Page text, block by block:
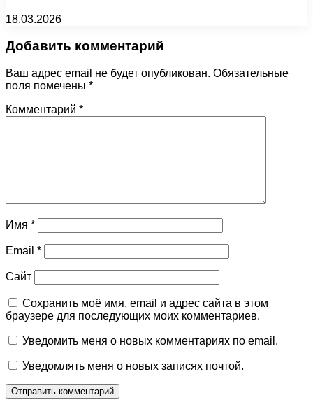
18.03.2026
Добавить комментарий
Ваш адрес email не будет опубликован. Обязательные
поля помечены *
Комментарий *
Имя *
Email *
Сайт
Сохранить моё имя, email и адрес сайта в этом
браузере для последующих моих комментариев.
Уведомить меня о новых комментариях по email.
Уведомлять меня о новых записях почтой.